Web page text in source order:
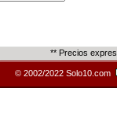
** Precios
© 2002/2022 Solo10.com